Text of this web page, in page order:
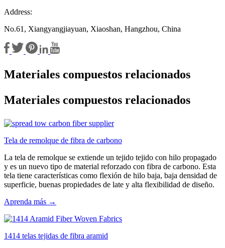
Address:
No.61, Xiangyangjiayuan, Xiaoshan, Hangzhou, China
Materiales compuestos relacionados
Materiales compuestos relacionados
Tela de remolque de fibra de carbono
La tela de remolque se extiende un tejido tejido con hilo propagado
y es un nuevo tipo de material reforzado con fibra de carbono. Esta
tela tiene características como flexión de hilo baja, baja densidad de
superficie, buenas propiedades de late y alta flexibilidad de diseño.
Aprenda más →
1414 telas tejidas de fibra aramid